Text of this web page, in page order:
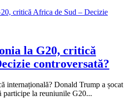
la G20, critică
controversată?
internațională? Donald Trump a șocat
la reuniunile G20...